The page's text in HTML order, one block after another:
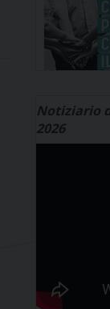
Notiziario
2026